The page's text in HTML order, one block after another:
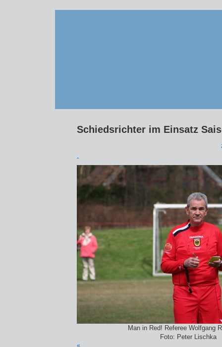
Schiedsrichter im Einsatz
ˆ
Man in Red! Referee Wolfgang
Foto: Peter Lischka
«